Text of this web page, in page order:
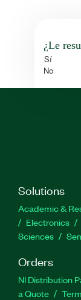
¿Le
Sí
No
Solutions
Academic &
Electronics
Sciences
Orders
NI Distribution
a Quote